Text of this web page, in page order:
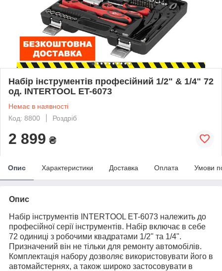
Набір інструментів професійний 1/2" & 1/4" 72
од. INTERTOOL ET-6073
Немає в наявності
Код: 8800
Роздріб
2 899 ₴
Опис Характеристики Доставка Оплата Умови
Опис
Набір інструментів INTERTOOL ET-6073 належить до
професійної серії інструментів. Набір включає в себе
72 одиниці з робочими квадратами 1/2" та 1/4".
Призначений він не тільки для ремонту автомобілів.
Комплектація набору дозволяє використовувати його в
автомайстернях, а також широко застосовувати в